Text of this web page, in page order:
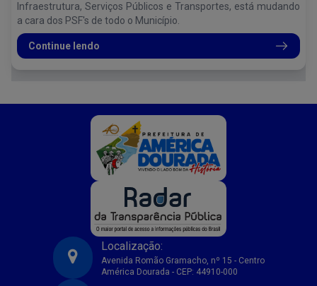
Infraestrutura, Serviços Públicos e Transportes, está mudando
a cara dos PSF's de todo o Município.
Continue lendo
Prefeitura Municipal de America Dourada-BA
Localização:
Avenida Romão Gramacho, nº 15 - Centro
América Dourada - CEP: 44910-000